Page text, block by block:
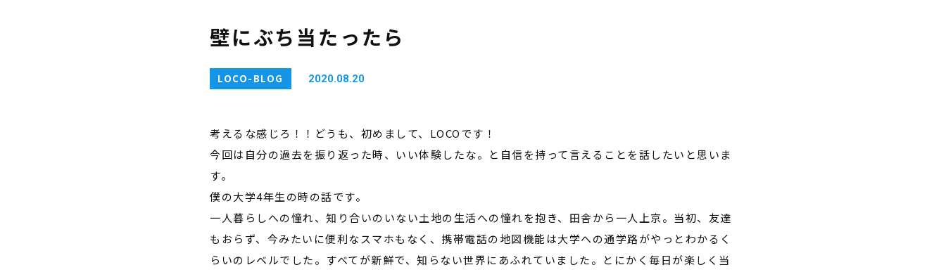
壁にぶち当たったら
LOCO-BLOG 2020.08.20
考えるな感じろ！！どうも、初めまして、 LOCOです！
今回は自分の過去を振り返った時、いい体験したな。と自信を持って言えることを話したいと思いま
す。
僕の大学4年生の時の話です。
一人暮らしへの憧れ、知り合いのいない土地の生活への憧れを抱き、田舎から一人上京。当初、友達
もおらず、今みたいに便利なスマホもなく、携帯電話の地図機能は大学への通学路がやっとわかるく
らいのレベルでした。すべてが新鮮で、知らない世界にあふれていました。とにかく毎日が楽しく当